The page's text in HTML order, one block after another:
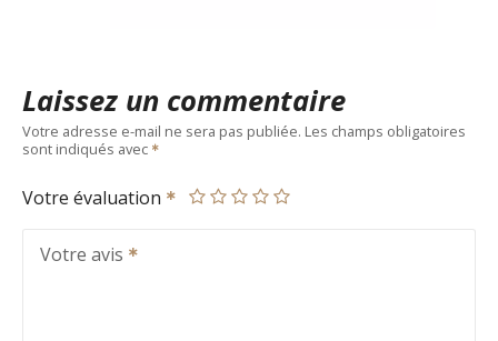
Laissez un commentaire
Votre adresse e-mail ne sera pas publiée. Les champs obligatoires
sont indiqués avec
Votre évaluation
Votre avis